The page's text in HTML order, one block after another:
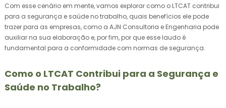
Com esse cenário em mente, vamos explorar como o LTCAT contribui
para a segurança e saúde no trabalho, quais benefícios ele pode
trazer para as empresas, como a AJN Consultoria e Engenharia pode
auxiliar na sua elaboração e, por fim, por que esse laudo é
fundamental para a conformidade com normas de segurança.
Como o LTCAT Contribui para a Segurança e
Saúde no Trabalho?